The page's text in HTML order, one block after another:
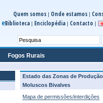
Quem somos| Onde estamos|
eBiblioteca| Enciclopédia| Contacto |
Fogos Rurais
Estado das Zonas de
Moluscos Bivalves
Mapa de permissões/interdições